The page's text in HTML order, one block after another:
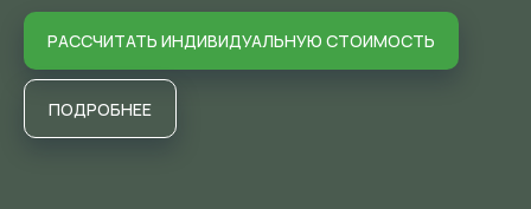
РАССЧИТАТЬ ИНДИВИДУАЛЬНУЮ СТОИМОСТЬ
ПОДРОБНЕЕ